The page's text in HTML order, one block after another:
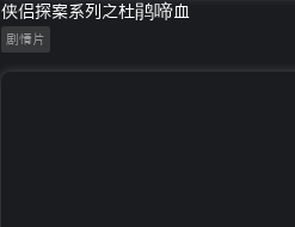
侠侣探案系列之杜鹃啼血
剧情片